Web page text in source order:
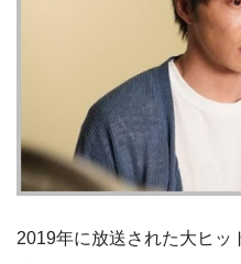
2019年に放送された大ヒッ